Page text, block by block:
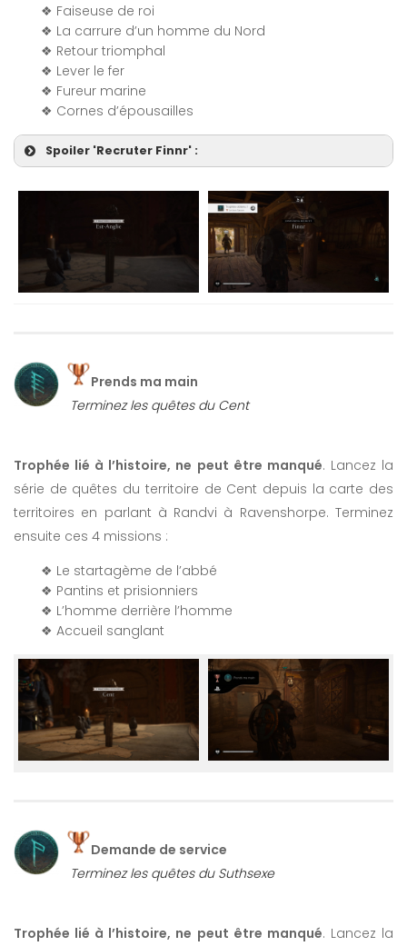
❖ Faiseuse de roi
❖ La carrure d’un homme du Nord
❖ Retour triomphal
❖ Lever le fer
❖ Fureur marine
❖ Cornes d’épousailles
Spoiler 'Recruter Finnr' :
Prends ma main
Terminez les quêtes du Cent
Trophée lié à l’histoire, ne peut être manqué. Lancez la
série de quêtes du territoire de Cent depuis la carte des
territoires en parlant à Randvi à Ravenshorpe. Terminez
ensuite ces 4 missions :
❖ Le startagème de l’abbé
❖ Pantins et prisionniers
❖ L’homme derrière l’homme
❖ Accueil sanglant
Demande de service
Terminez les quêtes du Suthsexe
Trophée lié à l’histoire, ne peut être manqué. Lancez la